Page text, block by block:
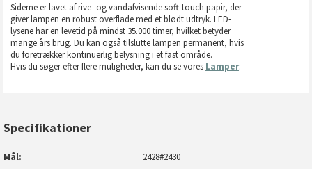
Siderne er lavet af rive- og vandafvisende soft-touch papir, der
giver lampen en robust overflade med et blødt udtryk. LED-
lysene har en levetid på mindst 35.000 timer, hvilket betyder
mange års brug. Du kan også tilslutte lampen permanent, hvis
du foretrækker kontinuerlig belysning i et fast område.
Hvis du søger efter flere muligheder, kan du se vores Lamper.
Specifikationer
Mål 2428#2430